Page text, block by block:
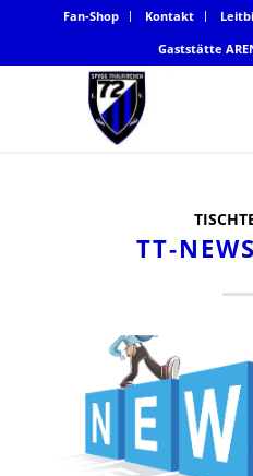
Fan-Shop Kontakt
Gaststätte
TT-